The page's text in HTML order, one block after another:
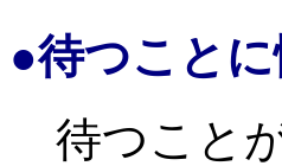
●待つこと
待つこと